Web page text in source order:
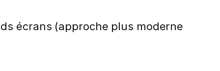
écrans (approche plus moderne